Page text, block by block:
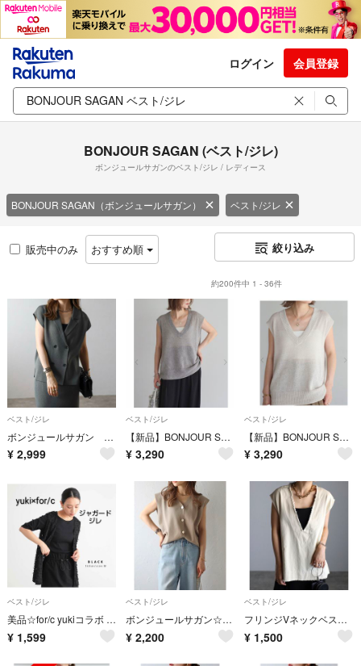
ログイン 会員登録
BONJOUR SAGAN (ベスト/ジレ)
ボンジュールサガンのベスト/ジレ / レディース
BONJOUR SAGAN（ボンジュールサガン） ベスト/ジレ
販売中のみ おすすめ順 絞り込み
約200件中 1 - 36件
ベスト/ジレ
ボンジュールサガン ラペルカラーニットベスト ダークグレー フリーサイズ
¥ 2,999
ベスト/ジレ
【新品】BONJOUR SAGAN 麻ドライタッチVネックニットベスト／グレー
¥ 3,290
ベスト/ジレ
【新品】BONJOUR SAGAN 麻ドライタッチVネックニットベスト／エクリュ
¥ 3,290
ベスト/ジレ
美品☆for/c yukiコラボ フリンジ ジャガードジレ 黒 M フォーシー
¥ 1,599
ベスト/ジレ
ボンジュールサガン☆ゴールド釦ボクシーニットベスト
¥ 2,200
ベスト/ジレ
フリンジVネックベスト アイボリー
¥ 1,500